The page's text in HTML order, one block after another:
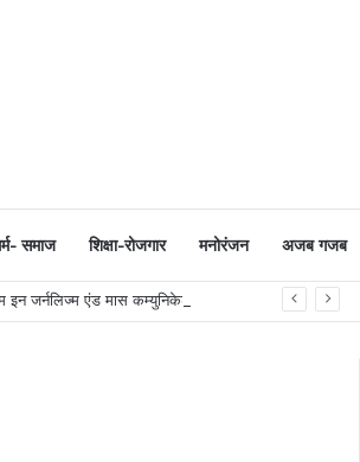
समाज शिक्षा-रोजगार मनोरंजन अजब गजब
इन जर्नलिज्म एंड मास कम्युनिकेशन’ का शुभारंभ